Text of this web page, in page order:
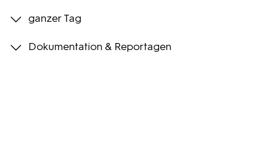
ganzer Tag
Dokumentation & Reportagen